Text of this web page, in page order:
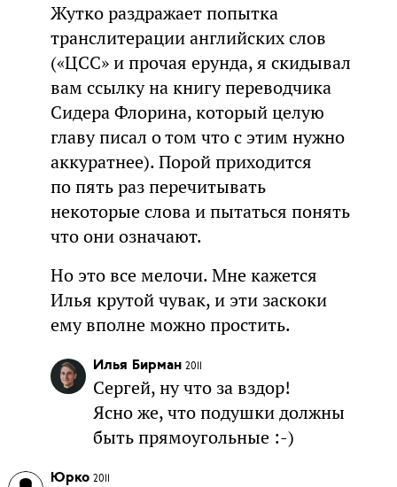
Жутко раздражает попытка
транслитерации английских слов
(«ЦСС» и прочая ерунда, я скидывал
вам ссылку на книгу переводчика
Сидера Флорина, который целую
главу писал о том что с этим нужно
аккуратнее). Порой приходится
по пять раз перечитывать
некоторые слова и пытаться понять
что они означают.
Но это все мелочи. Мне кажется
Илья крутой чувак, и эти заскоки
ему вполне можно простить.
Илья Бирман 2011
Сергей, ну что за вздор!
Ясно же, что подушки должны
быть прямоугольные :-)
Юрко 2011